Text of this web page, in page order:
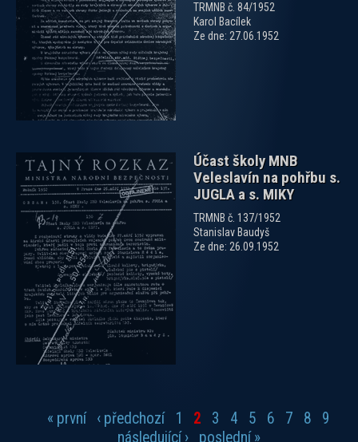
TRMNB č. 84/1952
Karol Bacílek
Ze dne: 27.06.1952
Účast školy MNB
Veleslavín na pohřbu s.
JUGLA a s. MIKY
TRMNB č. 137/1952
Stanislav Baudyš
Ze dne: 26.09.1952
zobrazit PDF dokument
« první ‹ předchozí 1 2 3 4 5 6 7 8
9
následující ›
poslední »